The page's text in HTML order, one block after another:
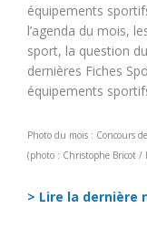
équipements
l’agenda du mois,
sport, la question
dernières Fiches
équipements
Photo du mois : Concours
(photo : Christophe Bricot /
> Lire la dernière